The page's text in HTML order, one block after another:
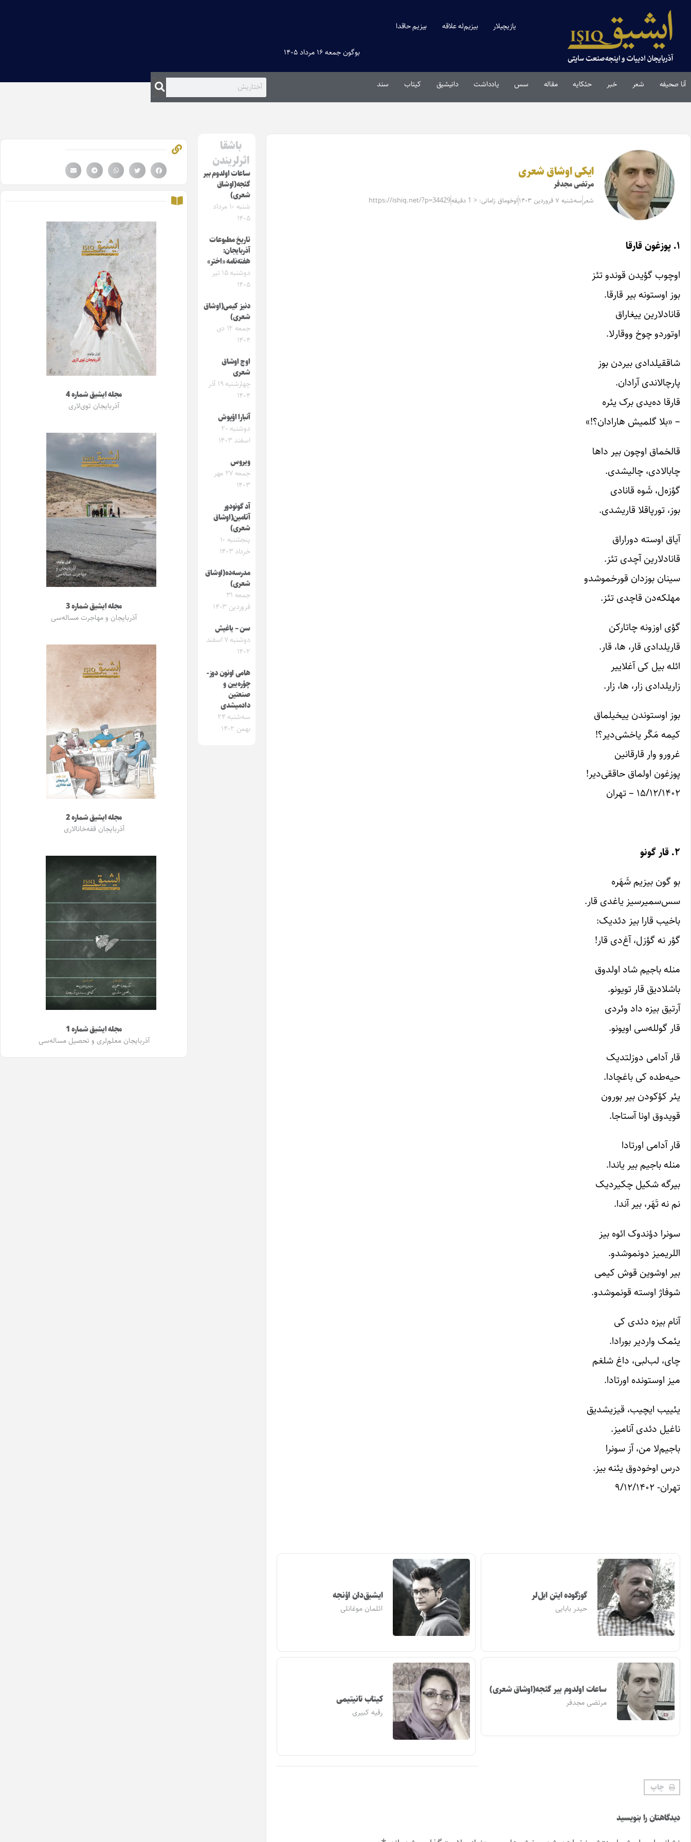
یازیچیلار بیزیم‌له علاقه بیزیم حاقدا
بوگون جمعه ۱۶ مرداد ۱۴۰۵
آنا صحیفه شعر خبر حئکایه مقاله‌ سس یادداشت دانیشیق کیتاب سند
ایکی اوشاق شعری
مرتضی مجدفر
شعر سه‌شنبه ۷ فروردین ۱۴۰۳ اوخوماق زامانی: < 1 دقیقه https://ishiq.net/?p=34429
۱. پوزغون قارقا
اوچوب گؤیدن قوندو تئز
بوز اوستونه بیر قارقا.
قانادلارین ییغاراق
اوتوردو چوخ ووقارلا.
شاققیلدادی بیردن بوز
پارچالاندی آرادان.
قارقا ده‌یدی برک یئره
– «بلا گلمیش هارادان؟!»
قالخماق اوچون بیر داها
چابالادی، چالیشدی.
گؤزه‌ل، شَوه قانادی
بوز، تورپاقلا قاریشدی.
آیاق اوسته دوراراق
قانادلارین آچدی تئز.
سینان بوزدان قورخموشدو
مهلکه‌دن قاچدی تئز.
گؤی اوزونه چاتارکن
قاریلدادی قار، ها، قار.
ائله بیل کی آغلاییر
زاریلدادی زار، ها، زار.
بوز اوستوندن ییخیلماق
کیمه مَگَر یاخشی‌دیر؟!
غرورو وار قارقانین
پوزغون اولماق حاققی‌دیر!
۱۵/۱۲/۱۴۰۲ – تهران
۲. قار گونو
بو گون بیزیم شَهَره
سس‌سمیرسیز یاغدی قار.
باخیب قارا بیز دئدیک:
گؤر نه گؤزل، آغ‌دی قار!
منله باجیم شاد اولدوق
باشلادیق قار تویونو.
آرتیق بیزه داد وئردی
قار گولله‌سی اویونو.
قار آدامی دوزلتدیک
حیه‌طده کی باغچادا.
یئر کؤکودن بیر بورون
قویدوق اونا آستاجا.
قار آدامی اورتادا
منله باجیم بیر یاندا.
بیرگه شکیل چکیردیک
نم نه تَهَر، بیر آندا.
سونرا دؤندوک ائوه بیز
اللریمیز دونموشدو.
بیر اوشوین قوش کیمی
شوفاژ اوسته قونموشدو.
آنام بیزه دئدی کی
یئمک واردیر بورادا.
چای، لب‌لبی، داغ شلغم
میز اوستونده اورتادا.
یئییب ایچیب، قیزیشدیق
ناغیل دئدی آنامیز.
باجیم‌‌لا من، آز سونرا
درس‌ اوخودوق یئنه بیز.
تهران- ۹/۱۲/۱۴۰۲
گوزگوده ایتن ایل‌لر
حیدر بابایی
ایشیق‌دان اؤنجه
ائلمان موغانلی
ساعات اولدوم بیر گئجه(اوشاق شعری)
مرتضی مجدفر کیتاب تانیتیمی
رقیه کبیری
چاپ
دیدگاهتان را بنویسید
باشقا
اثرلریندن
ساعات اولدوم بیر
گئجه(اوشاق
شعری)
شنبه ۱۰ مرداد
۱۴۰۵
تاریخ مطبوعات
آذربایجان:
هفته‌نامه «اختر»
دوشنبه ۱۵ تیر
۱۴۰۵
دنیز کیمی(اوشاق
شعری)
جمعه ۱۲ دی
۱۴۰۴
اوچ اوشاق
شعری
چهارشنبه ۱۹ آذر
۱۴۰۴
آنبارا اؤپوش
دوشنبه ۲۰
اسفند ۱۴۰۳
ویروس
جمعه ۲۷ مهر
۱۴۰۳
آد گونودور
آتامین(اوشاق
شعری)
پنجشنبه ۱۰
خرداد ۱۴۰۳
مدرسه‌ده(اوشاق
شعری)
جمعه ۳۱
فروردین ۱۴۰۳
سن – یاغیش
دوشنبه ۷ اسفند
۱۴۰۲
هامی اونون دوز-
چؤره‌یین و
صنعتین
دادمیشدی
سه‌شنبه ۲۴
بهمن ۱۴۰۲
مجله ایشیق شماره 4
آذربایجان توی‌لاری
مجله ایشیق شماره 3
آذربایجان و مهاجرت مساله‌سی
مجله ایشیق شماره 2
آذربایجان قفه‌خانالاری
مجله ایشیق شماره 1
آذربایجان معلم‌لری و تحصیل مساله‌سی